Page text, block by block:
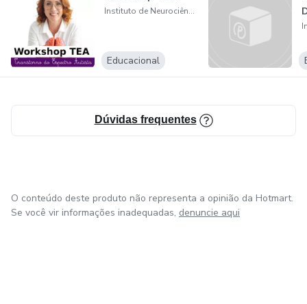
Instituto de Neurociências Aplicadas
Educacional
Dúvidas frequentes
O conteúdo deste produto não representa a opinião da Hotmart.
Se você vir informações inadequadas, denuncie aqui